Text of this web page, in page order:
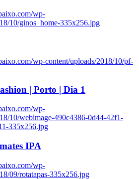
wp-
10/ginos_home-335x256.jpg
wp-content/uploads/2018/10/pf-
| Porto | Dia 1
wp-
10/webimage-490c4386-0d44-42f1-
335x256.jpg
IPA
wp-
09/rotatapas-335x256.jpg